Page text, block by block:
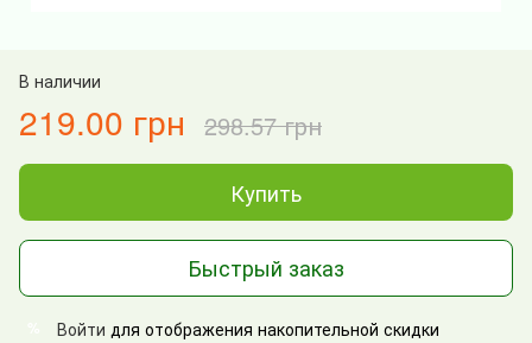
В наличии
219.00 грн 298.57 грн
Купить
Быстрый заказ
Войти для отображения накопительной скидки